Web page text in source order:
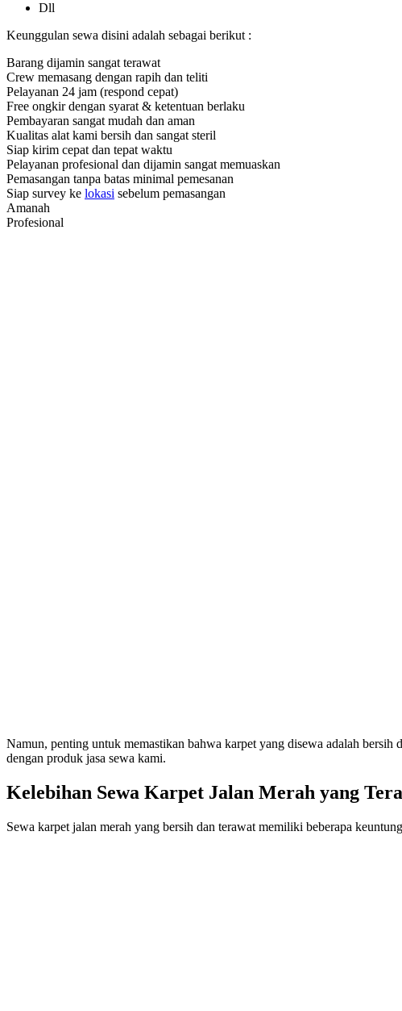
Dll
Keunggulan sewa disini adalah sebagai berikut :
Barang dijamin sangat terawat
Crew memasang dengan rapih dan teliti
Pelayanan 24 jam (respond cepat)
Free ongkir dengan syarat & ketentuan berlaku
Pembayaran sangat mudah dan aman
Kualitas alat kami bersih dan sangat steril
Siap kirim cepat dan tepat waktu
Pelayanan profesional dan dijamin sangat memuaskan
Pemasangan tanpa batas minimal pemesanan
Siap survey ke lokasi sebelum pemasangan
Amanah
Profesional
Namun, penting untuk memastikan bahwa karpet yang disewa adalah
dengan produk jasa sewa kami.
Kelebihan Sewa Karpet Jalan Merah yang
Sewa karpet jalan merah yang bersih dan terawat memiliki beberapa